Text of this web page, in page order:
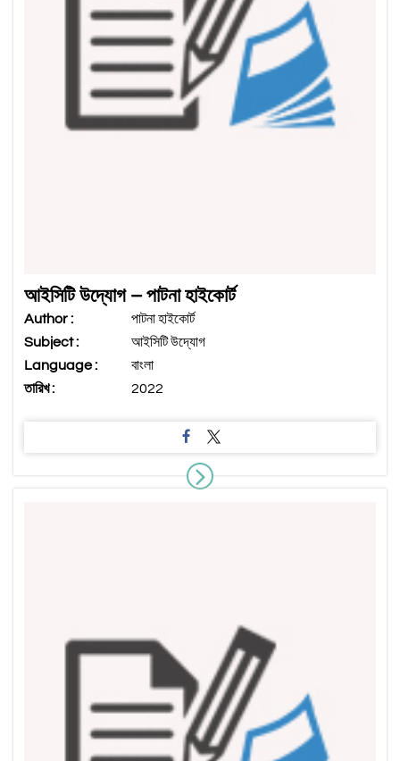
আইসিটি উদ্যোগ – পাটনা হাইকোর্ট
Author :
পাটনা হাইকোর্ট
Subject :
আইসিটি উদ্যোগ
Language :
বাংলা
তারিখ :
2022